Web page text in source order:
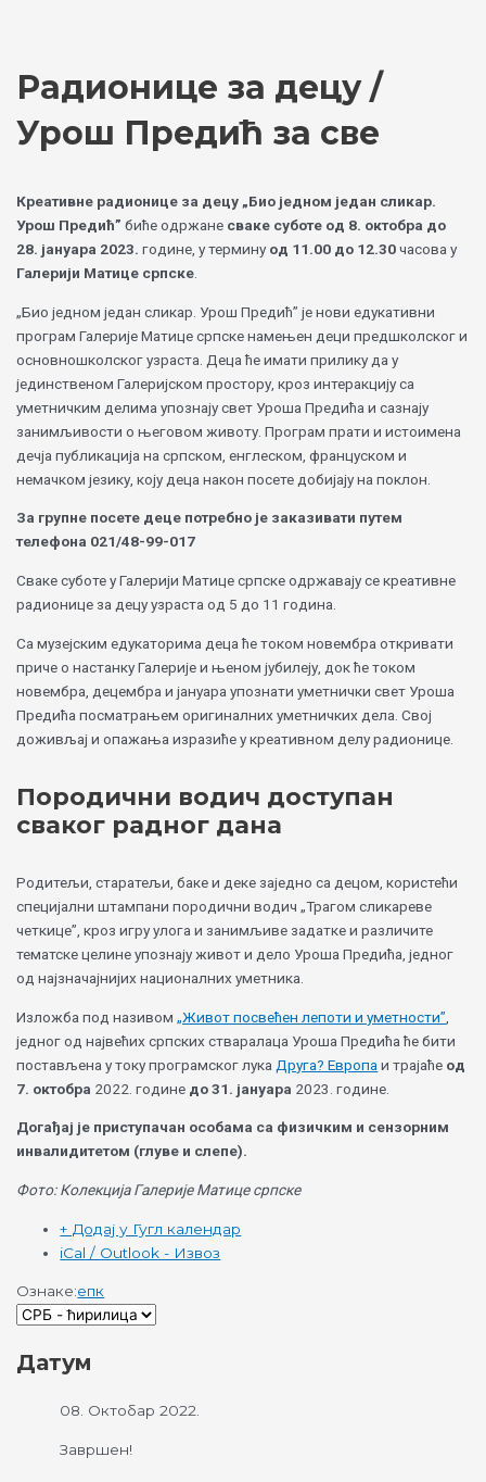
Радионице за децу /
Урош Предић за све
Креативне радионице за децу „Био једном један сликар.
Урош Предић” биће одржане сваке суботе од 8. октобра до
28. јануара 2023. године, у термину од 11.00 до 12.30часова у
Галерији Матице српске
„Био једном један сликар. Урош Предић” је нови едукативни
програм Галерије Матице српске намењен деци предшколског и
основношколског узраста. Деца ће имати прилику да у
јединственом Галеријском простору, кроз интеракцију са
уметничким делима упознају свет Уроша Предића и сазнају
занимљивости о његовом животу. Програм прати и истоимена
дечја публикација на српском, енглеском, француском и
немачком језику, коју деца након посете добијају на поклон.
За групне посете деце потребно је заказивати путем
телефона 021/48-99-017
Сваке суботе у Галерији Матице српске одржавају се креативне
радионице за децу узраста од 5 до 11 година.
Са музејским едукаторима деца ће током новембра откривати
приче о настанку Галерије и њеном јубилеју, док ће током
новембра, децембра и јануара упознати уметнички свет Уроша
Предића посматрањем оригиналних уметничких дела. Свој
доживљај и опажања изразиће у креативном делу радионице.
Породични водич доступан
сваког радног дана
Родитељи, старатељи, баке и деке заједно са децом, користећи
специјални штампани породични водич „Трагом сликареве
четкице”, кроз игру улога и занимљиве задатке и различите
тематске целине упознају живот и дело Уроша Предића, једног
од најзначајнијих националних уметника.
Изложба под називом„Живот посвећен лепоти и уметности”
једног од највећих српских стваралаца Уроша Предића ће бити
постављена у току програмског лука Друга? Европа и трајаће од
7. октобра 2022. године до 31. јануара 2023. године.
Догађај је приступачан особама са физичким и сензорним
инвалидитетом (глуве и слепе).
Фото: Колекција Галерије Матице српске
+ Додај у Гугл календар
iCal / Outlook - Извоз
Ознаке:епк
Датум
08. Октобар 2022.
Завршен!